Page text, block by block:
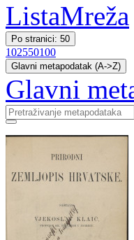
ListaMreža
Po stranici: 50
102550100
Glavni metapodatak (A->Z)
Glavni